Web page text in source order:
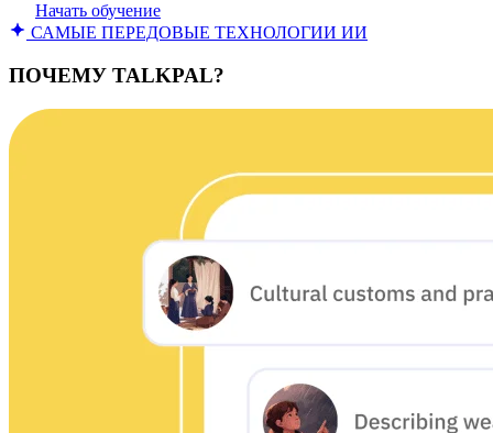
Начать обучение
САМЫЕ ПЕРЕДОВЫЕ ТЕХНОЛОГИИ ИИ
ПОЧЕМУ TALKPAL?